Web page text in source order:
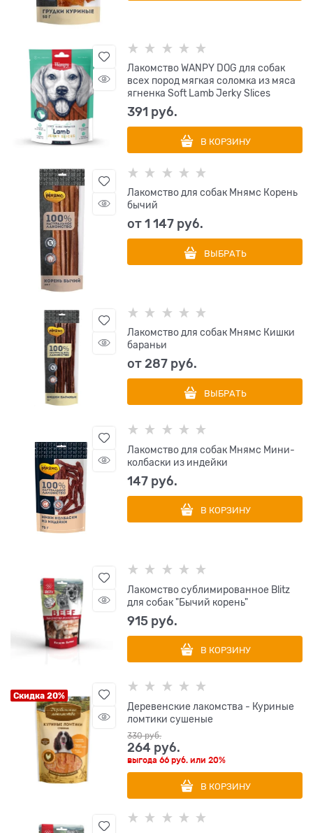
Лакомство WANPY DOG для собак
всех пород мягкая соломка из мяса
ягненка Soft Lamb Jerky Slices
391 руб.
В КОРЗИНУ
Лакомство для собак Мнямс Корень
бычий
от1 147 руб.
ВЫБРАТЬ
Лакомство для собак Мнямс Кишки
бараньи
от287 руб.
ВЫБРАТЬ
Лакомство для собак Мнямс Мини-
колбаски из индейки
147 руб.
В КОРЗИНУ
Лакомство сублимированное Blitz
для собак "Бычий корень"
915 руб.
В КОРЗИНУ
Скидка 20%
Деревенские лакомства - Куриные
ломтики сушеные
330 руб.
264 руб.
выгода66 руб. или20%
В КОРЗИНУ